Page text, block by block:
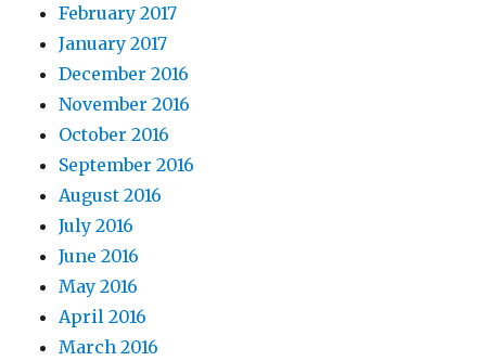
February 2017
January 2017
December 2016
November 2016
October 2016
September 2016
August 2016
July 2016
June 2016
May 2016
April 2016
March 2016